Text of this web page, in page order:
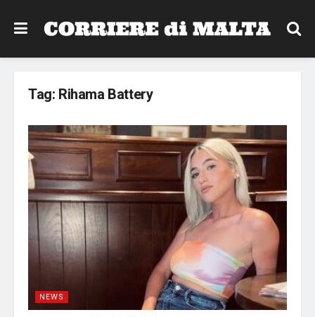
Tag: Rihama Battery
NEWS